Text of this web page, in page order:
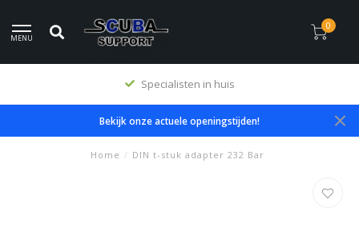
MENU
0
Specialisten in huis
Bekijk onze actuele openingstijden!
Home / DIN t-stuk adapter 232 Bar